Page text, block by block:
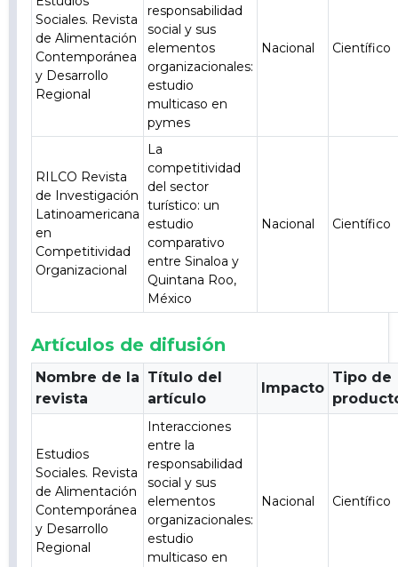
Sociales. Revista
de Alimentación
Contemporánea
y Desarrollo
Regional
responsabilidad
social y sus
elementos
organizacionales:
estudio
multicaso en
pymes
Nacional Científico
RILCO Revista
de Investigación
Latinoamericana
en
Competitividad
Organizacional
La
competitividad
del sector
turístico: un
estudio
comparativo
entre Sinaloa y
Quintana Roo,
México
Nacional Científico
Artículos de difusión
Nombre de la
revista
Título del
artículo
Impacto
Tipo de
Estudios
Sociales. Revista
de Alimentación
Contemporánea
y Desarrollo
Regional
Interacciones
entre la
responsabilidad
social y sus
elementos
organizacionales:
estudio
multicaso en
Nacional Científico